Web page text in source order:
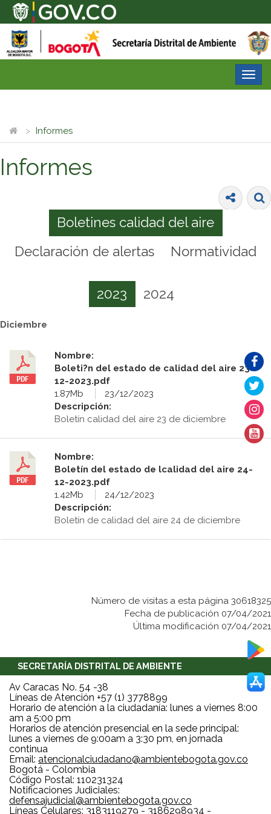
Informes
Informes
Boletines calidad del aire
Declaración de alertas
Normatividad
2023 2024
Diciembre
Nombre:
Boleti?n del estado de calidad del aire 23-
12-2023.pdf
1.87Mb
23/12/2023
Descripción:
Boletín calidad del aire 23 de diciembre
Nombre:
Boletín del estado de lcalidad del aire 24-
12-2023.pdf
1.42Mb
24/12/2023
Descripción:
Boletín de calidad del aire 24 de diciembre
Número de visitas a esta página 30618325
Fecha de publicación 07/04/2021
Última modificación 07/04/2021
SECRETARÍA DISTRITAL DE AMBIENTE
Av Caracas No. 54 -38
Líneas de Atención +57 (1) 3778899
Horario de atención a la ciudadanía: lunes a viernes 8:00
am a 5:00 pm
Horarios de atención presencial en la sede principal:
lunes a viernes de 9:00am a 3:30 pm, en jornada
continua
Email: atencionalciudadano@ambientebogota.gov.co
Bogotá - Colombia
Código Postal: 110231324
Notificaciones Judiciales:
defensajudicial@ambientebogota.gov.co
Líneas Celulares: 3183119279 - 3186298934 -